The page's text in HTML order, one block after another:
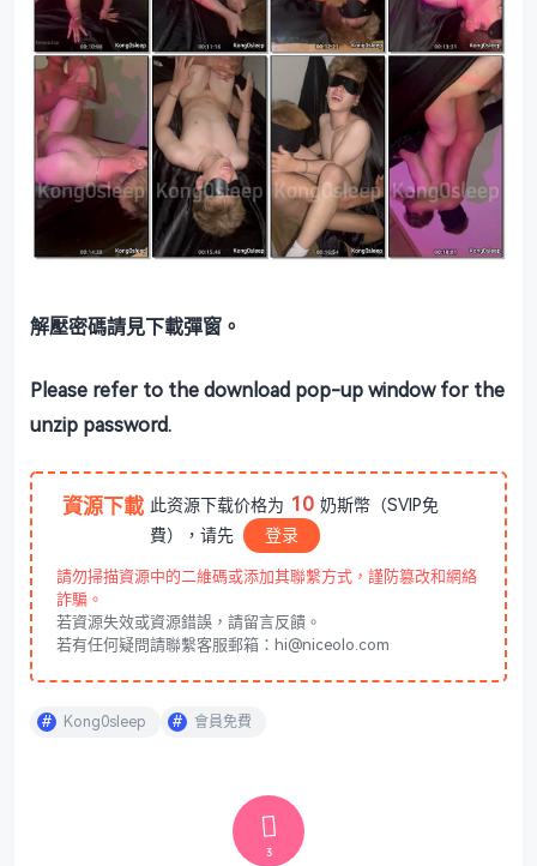
解壓密碼請見下載彈窗。
Please refer to the download pop-up window for the
unzip password.
資源下載 此资源下载价格为 10 奶斯幣（SVIP免
費），请先
登录
請勿掃描資源中的二維碼或添加其聯繫方式，謹防篡改和網絡
詐騙。
若資源失效或資源錯誤，請留言反饋。
若有任何疑問請聯繫客服郵箱：hi@niceolo.com
Kong0sleep 會員免費
3